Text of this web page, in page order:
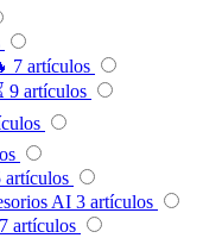
7 artículos
9 artículos
artículos
AI 3 artículos
artículos